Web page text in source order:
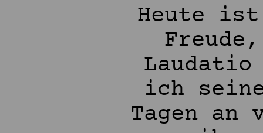
Heute
ich
Tagen